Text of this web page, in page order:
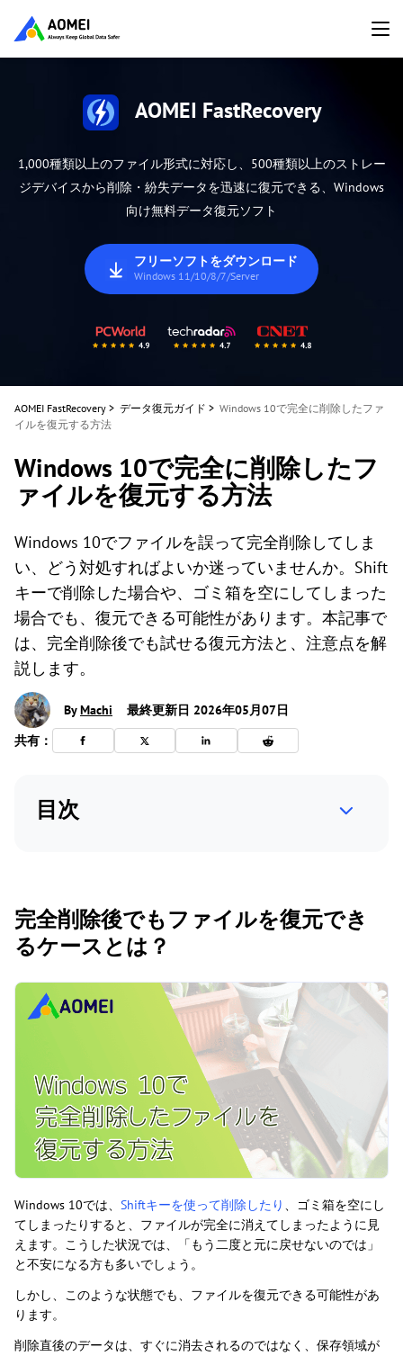
AOMEI FastRecovery
1,000種類以上のファイル形式に対応し、500種類以上のストレー
ジデバイスから削除・紛失データを迅速に復元できる、Windows
向け無料データ復元ソフト
フリーソフトをダウンロード
Windows 11/10/8/7/Server
AOMEI FastRecovery > データ復元ガイド > Windows 10で完全に削除したファ
イルを復元する方法
Windows 10で完全に削除したフ
ァイルを復元する方法
Windows 10でファイルを誤って完全削除してしま
い、どう対処すればよいか迷っていませんか。Shift
キーで削除した場合や、ゴミ箱を空にしてしまった
場合でも、復元できる可能性があります。本記事で
は、完全削除後でも試せる復元方法と、注意点を解
説します。
ByMachi
最終更新日 2026年05月07日
共有：
目次
完全削除後でもファイルを復元でき
るケースとは？
Windows 10では、 Shiftキーを使って削除したり 、ゴミ箱を空にし
てしまったりすると、ファイルが完全に消えてしまったように見
えます。こうした状況では、「もう二度と元に戻せないのでは」
と不安になる方も多いでしょう。
しかし、このような状態でも、ファイルを復元できる可能性があ
ります。
削除直後のデータは、すぐに消去されるのではなく、保存領域が